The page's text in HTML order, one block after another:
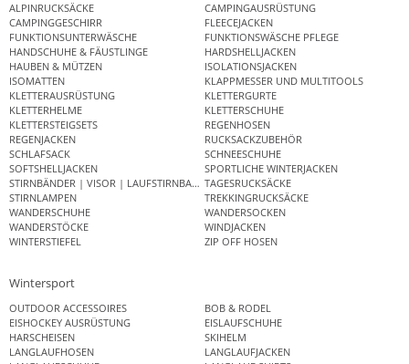
ALPINRUCKSÄCKE
CAMPINGAUSRÜSTUNG
CAMPINGGESCHIRR
FLEECEJACKEN
FUNKTIONSUNTERWÄSCHE
FUNKTIONSWÄSCHE PFLEGE
HANDSCHUHE & FÄUSTLINGE
HARDSHELLJACKEN
HAUBEN & MÜTZEN
ISOLATIONSJACKEN
ISOMATTEN
KLAPPMESSER UND MULTITOOLS
KLETTERAUSRÜSTUNG
KLETTERGURTE
KLETTERHELME
KLETTERSCHUHE
KLETTERSTEIGSETS
REGENHOSEN
REGENJACKEN
RUCKSACKZUBEHÖR
SCHLAFSACK
SCHNEESCHUHE
SOFTSHELLJACKEN
SPORTLICHE WINTERJACKEN
STIRNBÄNDER | VISOR | LAUFSTIRNBANDTAGESRUCKSÄCKE
STIRNLAMPEN
TREKKINGRUCKSÄCKE
WANDERSCHUHE
WANDERSOCKEN
WANDERSTÖCKE
WINDJACKEN
WINTERSTIEFEL
ZIP OFF HOSEN
Wintersport
OUTDOOR ACCESSOIRES
BOB & RODEL
EISHOCKEY AUSRÜSTUNG
EISLAUFSCHUHE
HARSCHEISEN
SKIHELM
LANGLAUFHOSEN
LANGLAUFJACKEN